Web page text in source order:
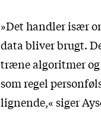
»Det handler især
data bliver brugt.
træne algoritmer
som regel
lignende,« siger